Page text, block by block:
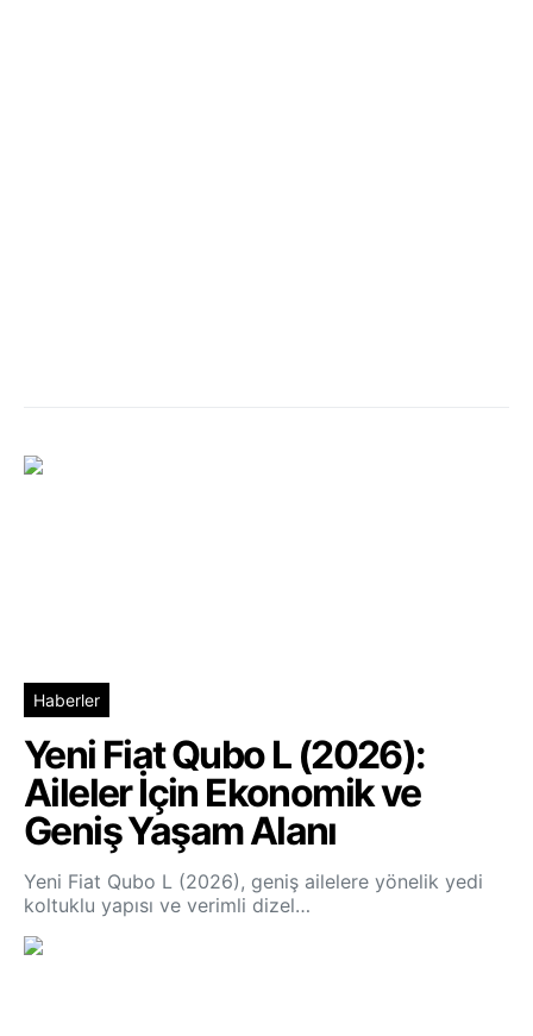
Haberler
Yeni Fiat Qubo L (2026):
Aileler İçin Ekonomik ve
Geniş Yaşam Alanı
Yeni Fiat Qubo L (2026), geniş ailelere yönelik yedi
koltuklu yapısı ve verimli dizel…